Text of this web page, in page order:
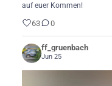
auf euer Kommen!
63 0
ff_gruenbach
Jun 25